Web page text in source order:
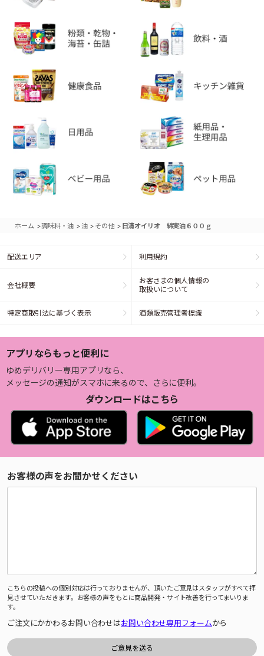
ホーム >調味料・油 >油 > その他 > 日清オイリオ 綿実油６００ｇ
配送エリア 利用規約
会社概要
お客さまの個人情報の
取扱いについて
特定商取引法に基づく表示 酒類販売管理者標識
アプリならもっと便利に
ゆめデリバリー専用アプリなら、
メッセージの通知がスマホに来るので、さらに便利。
ダウンロードはこちら
お客様の声をお聞かせください
こちらの投稿への個別対応は行っておりませんが、頂いたご意見はスタッフがすべて拝
見させていただきます。お客様の声をもとに商品開発・サイト改善を行ってまいりま
す。
ご注文にかかわるお問い合わせはお問い合わせ専用フォームから